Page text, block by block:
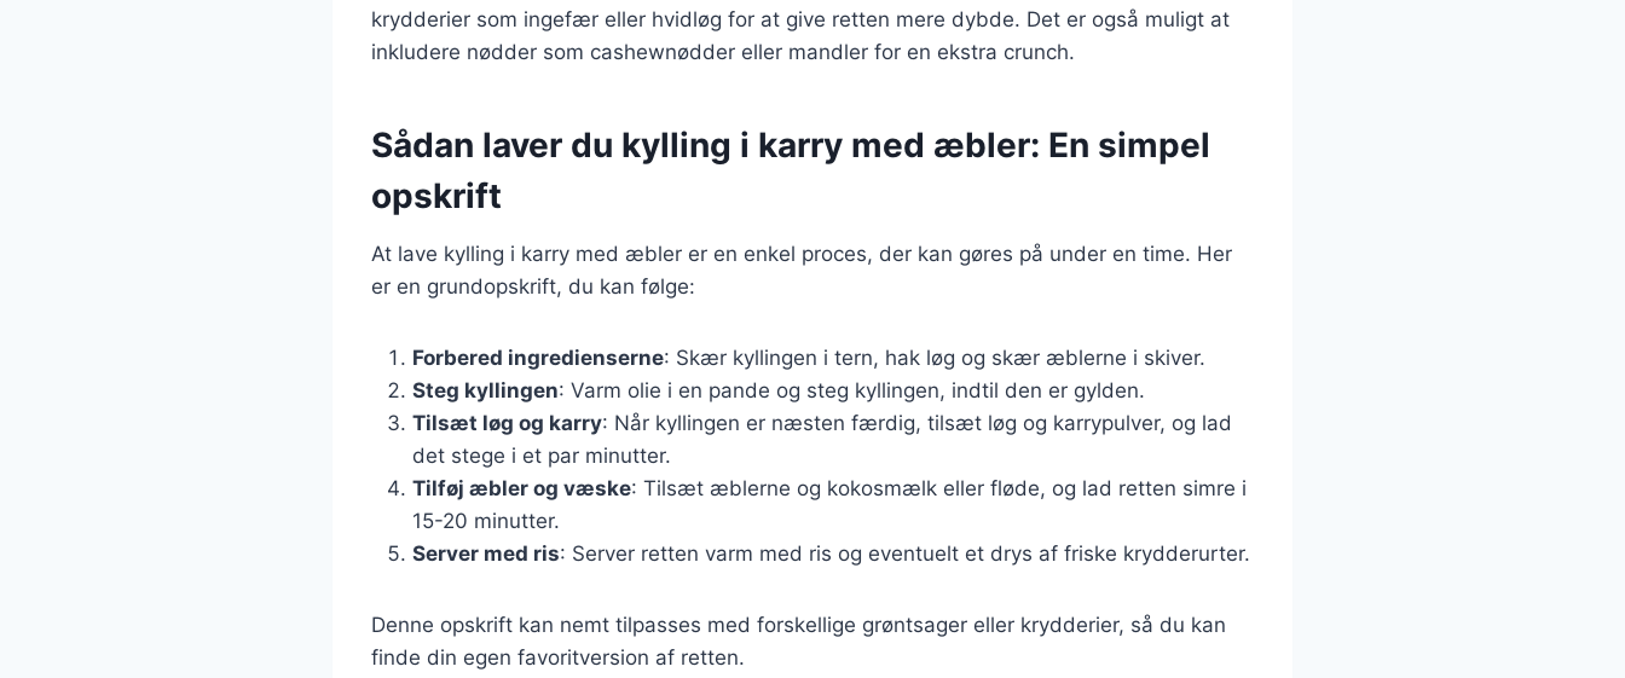
krydderier som ingefær eller hvidløg for at give retten mere dybde. Det er også muligt at
inkludere nødder som cashewnødder eller mandler for en ekstra crunch.
Sådan laver du kylling i karry med æbler: En simpel
opskrift
At lave kylling i karry med æbler er en enkel proces, der kan gøres på under en time. Her
er en grundopskrift, du kan følge:
Forbered ingredienserne: Skær kyllingen i tern, hak løg og skær æblerne i skiver.
Steg kyllingen: Varm olie i en pande og steg kyllingen, indtil den er gylden.
Tilsæt løg og karry: Når kyllingen er næsten færdig, tilsæt løg og karrypulver, og lad
det stege i et par minutter.
Tilføj æbler og væske: Tilsæt æblerne og kokosmælk eller fløde, og lad retten simre i
15-20 minutter.
Server med ris: Server retten varm med ris og eventuelt et drys af friske krydderurter.
Denne opskrift kan nemt tilpasses med forskellige grøntsager eller krydderier, så du kan
finde din egen favoritversion af retten.